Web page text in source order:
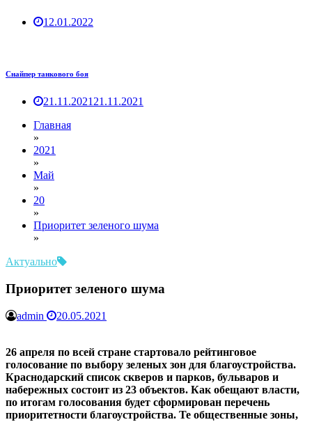
12.01.2022
Снайпер танкового боя
21.11.2021 21.11.2021
Главная
»
2021
»
Май
»
20
»
Приоритет зеленого шума
»
Актуально
Приоритет зеленого шума
admin 20.05.2021
26 апреля по всей стране стартовало рейтинговое
голосование по выбору зеленых зон для благоустройства.
Краснодарский список скверов и парков, бульваров и
набережных состоит из 23 объектов. Как обещают власти,
по итогам голосования будет сформирован перечень
приоритетности благоустройства. Те общественные зоны,